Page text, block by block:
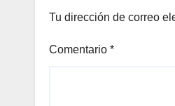
Tu dirección de correo
Comentario *